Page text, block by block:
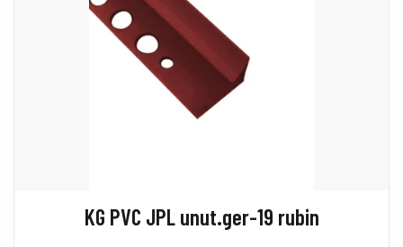
KG PVC JPL unut.ger-19 rubin